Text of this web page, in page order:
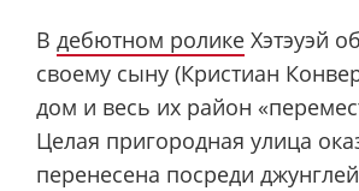
В дебютном ролике Хэтэуэй
своему сыну (Кристиан
дом и весь их район
Целая пригородная улица
перенесена посреди